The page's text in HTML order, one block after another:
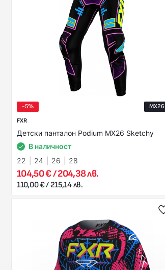
-5%
MX26
FXR
Детски панталон Podium MX26 Sketchy
В наличност
22
24 26 28
104,50 € / 204,38 лв.
110,00 € / 215,14 лв.